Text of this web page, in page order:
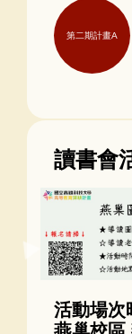
第二期計畫A
讀書會
活動場次